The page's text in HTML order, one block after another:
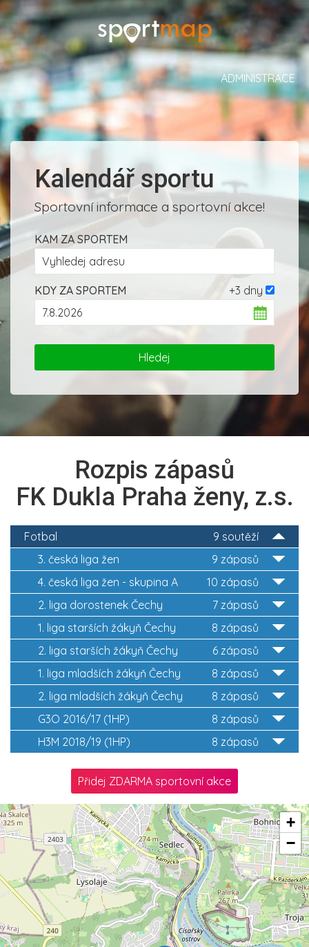
ADMINISTRACE
Kalendář sportu
Sportovní informace a sportovní akce!
KAM ZA SPORTEM
+3 dny
KDY ZA SPORTEM
Rozpis zápasů
FK Dukla Praha ženy, z.s.
9 soutěží
Fotbal
9 zápasů
3. česká liga žen
10 zápasů
4. česká liga žen - skupina A
7 zápasů
2. liga dorostenek Čechy
8 zápasů
1. liga starších žákyň Čechy
6 zápasů
2. liga starších žákyň Čechy
8 zápasů
1. liga mladších žákyň Čechy
8 zápasů
2. liga mladších žákyň Čechy
8 zápasů
G3O 2016/17 (1HP)
8 zápasů
H3M 2018/19 (1HP)
Přidej ZDARMA sportovní akce
+
−